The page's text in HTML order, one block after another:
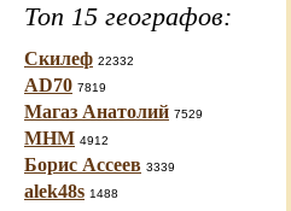
Топ 15 географов:
Скилеф 22332
AD70 7819
Магаз Анатолий 7529
МНМ 4912
Борис Ассеев 3339
alek48s 1488